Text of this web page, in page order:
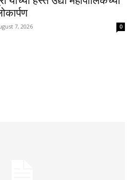
7, 2026 0